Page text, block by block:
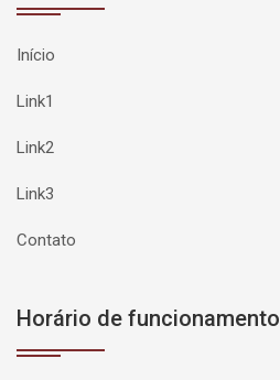
Início
Link1
Link2
Link3
Contato
Horário de funcionamento